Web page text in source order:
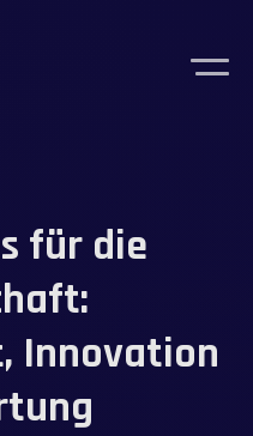
für die
Innovation